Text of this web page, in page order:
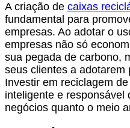
A criação de caixas
fundamental para
empresas. Ao adotar o
empresas não só
sua pegada de carbono,
seus clientes a adotarem
Investir em reciclagem
inteligente e responsável
negócios quanto o meio